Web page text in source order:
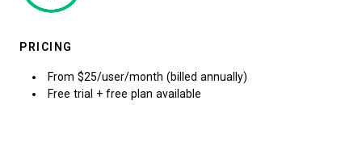
PRICING
From $25/user/month (billed annually)
Free trial + free plan available